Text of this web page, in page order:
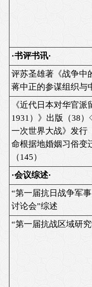
·书评书讯·
评苏圣雄著《战争中
蒋中正的参谋组织与
《近代日本对华官派
1931）》出版（38）
一次世界大战》发行
命根据地婚姻习俗变
（145）
·会议综述·
“第一届抗日战争军
讨论会”综述
“第一届抗战区域研